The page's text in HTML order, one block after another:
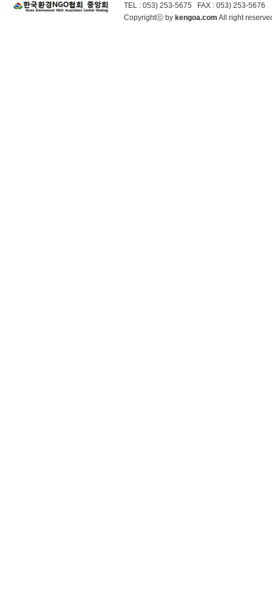
TEL : 053) 253-5675 FAX : 053) 253-5676
Copyrightⓒ by kengoa.com All right